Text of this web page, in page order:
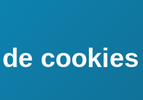
cookies